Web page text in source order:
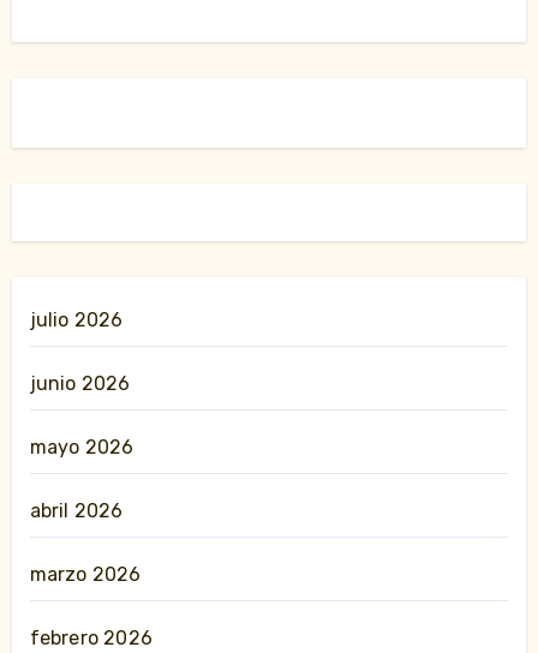
julio 2026
junio 2026
mayo 2026
abril 2026
marzo 2026
febrero 2026